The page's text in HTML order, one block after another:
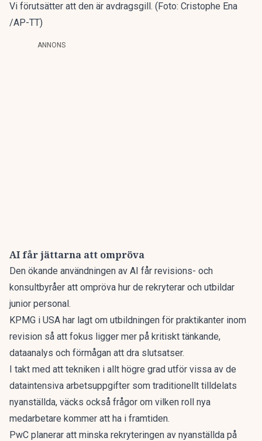
Vi förutsätter att den är avdragsgill. (Foto: Cristophe Ena
/AP-TT)
ANNONS
AI får jättarna att ompröva
Den ökande användningen av AI får revisions- och
konsultbyråer att ompröva hur de rekryterar och utbildar
junior personal.
KPMG i USA har lagt om utbildningen för praktikanter inom
revision så att fokus ligger mer på kritiskt tänkande,
dataanalys och förmågan att dra slutsatser.
I takt med att tekniken i allt högre grad utför vissa av de
dataintensiva arbetsuppgifter som traditionellt tilldelats
nyanställda, väcks också frågor om vilken roll nya
medarbetare kommer att ha i framtiden.
PwC planerar att minska rekryteringen av nyanställda på